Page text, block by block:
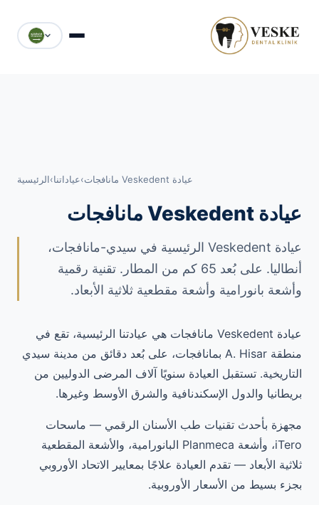
الرئيسية›عياداتنا› عيادة Veskedent مانافجات
عيادة Veskedent مانافجات
عيادة Veskedent الرئيسية في سيدي-مانافجات،
أنطاليا. على بُعد 65 كم من المطار. تقنية رقمية
وأشعة بانورامية وأشعة مقطعية ثلاثية الأبعاد.
عيادة Veskedent مانافجات هي عيادتنا الرئيسية، تقع في
منطقة A. Hisar بمانافجات، على بُعد دقائق من مدينة سيدي
التاريخية. تستقبل العيادة سنويًا آلاف المرضى الدوليين من
بريطانيا والدول الإسكندنافية والشرق الأوسط وغيرها.
مجهزة بأحدث تقنيات طب الأسنان الرقمي — ماسحات
iTero، وأشعة Planmeca البانورامية، والأشعة المقطعية
ثلاثية الأبعاد — تقدم العيادة علاجًا بمعايير الاتحاد الأوروبي
بجزء بسيط من الأسعار الأوروبية.